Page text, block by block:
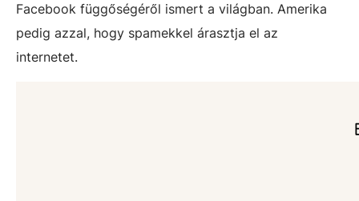
Facebook függőségéről ismert a világban. Amerika
pedig azzal, hogy spamekkel árasztja el az
internetet.